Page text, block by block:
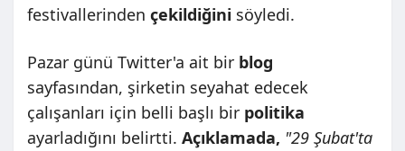
festivallerinden çekildiğini söyledi.
Pazar günü Twitter'a ait bir blog
sayfasından, şirketin seyahat edecek
çalışanları için belli başlı bir politika
ayarladığını belirtti. Açıklamada, "29 Şubat'ta